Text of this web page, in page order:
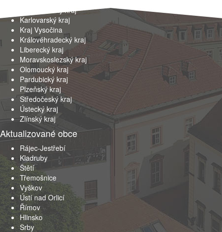
Jihomoravský kraj
Karlovarský kraj
Kraj Vysočina
Královéhradecký kraj
Liberecký kraj
Moravskoslezský kraj
Olomoucký kraj
Pardubický kraj
Plzeňský kraj
Středočeský kraj
Ústecký kraj
Zlínský kraj
Aktualizované obce
Rájec-Jestřebí
Kladruby
Štětí
Třemošnice
Vyškov
Ústí nad Orlicí
Římov
Hlinsko
Srby